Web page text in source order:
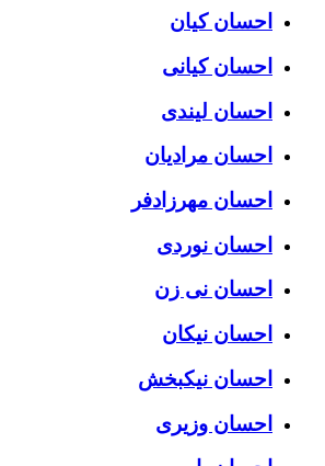
احسان کیان
احسان کیانی
احسان لیندی
احسان مرادیان
احسان مهرزادفر
احسان نوردی
احسان نی زن
احسان نیکان
احسان نیکبخش
احسان وزیری